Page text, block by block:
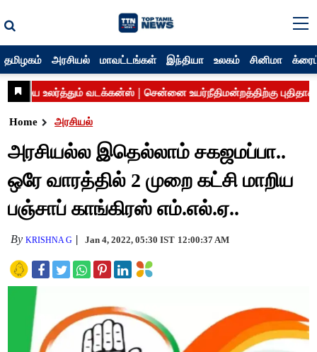
தமிழகம் அரசியல் மாவட்டங்கள் இந்தியா உலகம் சினிமா
Home அரசியல்
அரசியல்ல இதெல்லாம் சகஜமப்பா..
ஒரே வாரத்தில் 2 முறை கட்சி மாறிய
பஞ்சாப் காங்கிரஸ் எம்.எல்.ஏ..
ByKRISHNA G Jan 4, 2022, 05:30 IST 12:00:37 AM